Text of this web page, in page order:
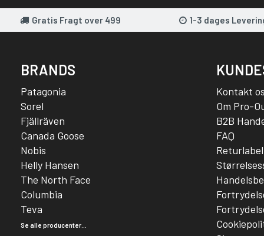
Gratis Fragt over 499 1-3 dages
BRANDS
Patagonia
Sorel
Fjällräven
Canada Goose
Nobis
Helly Hansen
The North Face
Columbia
Teva
Se alle producenter...
Kontakt os
Om Pro-
B2B
FAQ
Returlabel